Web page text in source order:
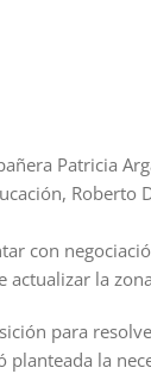
Patricia
Roberto
con
la
para
la